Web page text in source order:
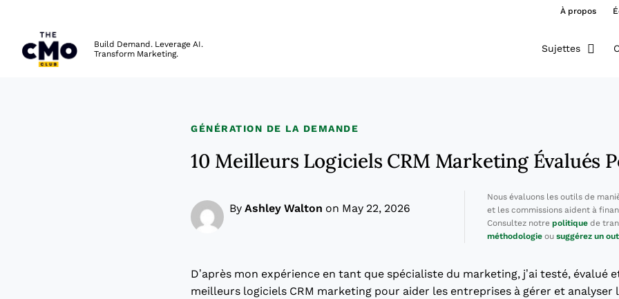
À propos
Build Demand. Leverage AI.
Transform Marketing.
Sujettes
GÉNÉRATION DE LA DEMANDE
10 Meilleurs Logiciels CRM Marketing Évalués
By Ashley Walton on May 22, 2026
Nous évaluons les outils de
et les commissions aident à
Consultez notre politiquede
méthodologieou suggérez un
D’après mon expérience en tant que spécialiste du marketing, j’ai testé, évalué
meilleurs logiciels CRM marketing pour aider les entreprises à gérer et